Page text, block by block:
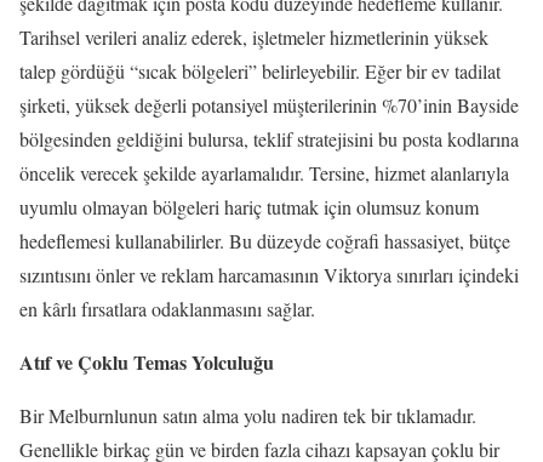
Tarihsel verileri analiz ederek, işletmeler hizmetlerinin yüksek
talep gördüğü “sıcak bölgeleri” belirleyebilir. Eğer bir ev tadilat
şirketi, yüksek değerli potansiyel müşterilerinin %70’inin Bayside
bölgesinden geldiğini bulursa, teklif stratejisini bu posta kodlarına
öncelik verecek şekilde ayarlamalıdır. Tersine, hizmet alanlarıyla
uyumlu olmayan bölgeleri hariç tutmak için olumsuz konum
hedeflemesi kullanabilirler. Bu düzeyde coğrafi hassasiyet, bütçe
sızıntısını önler ve reklam harcamasının Viktorya sınırları içindeki
en kârlı fırsatlara odaklanmasını sağlar.
Atıf ve Çoklu Temas Yolculuğu
Bir Melburnlunun satın alma yolu nadiren tek bir tıklamadır.
Genellikle birkaç gün ve birden fazla cihazı kapsayan çoklu bir